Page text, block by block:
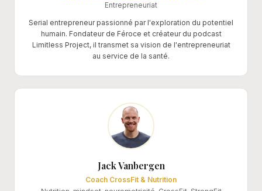
Entrepreneuriat
Serial entrepreneur passionné par l'exploration du potentiel
humain. Fondateur de Féroce et créateur du podcast
Limitless Project, il transmet sa vision de l'entrepreneuriat
au service de la santé.
Jack Vanbergen
Coach CrossFit & Nutrition